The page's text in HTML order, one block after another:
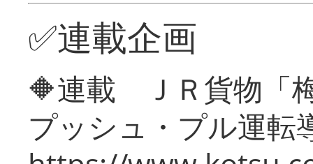
✅連載企画
🔶連載 ＪＲ貨物「
プッシュ・プル運転